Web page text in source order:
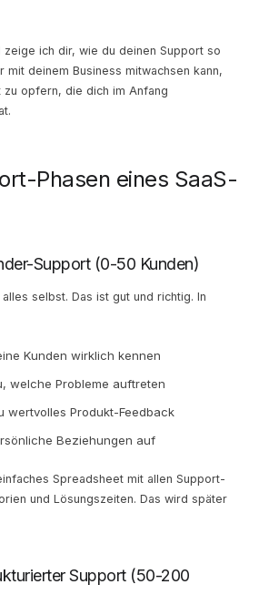
zeige ich dir, wie du deinen Support so
mit deinem Business mitwachsen kann,
zu opfern, die dich im Anfang
Phasen eines SaaS-
Support (0-50 Kunden)
selbst. Das ist gut und richtig. In
Kunden wirklich kennen
welche Probleme auftreten
wertvolles Produkt-Feedback
Beziehungen auf
Spreadsheet mit allen Support-
und Lösungszeiten. Das wird später
Support (50-200